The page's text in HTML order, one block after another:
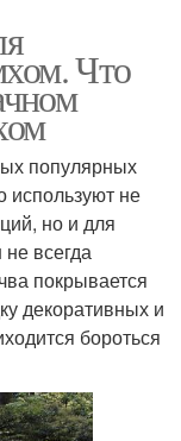
Что
популярных
используют не
но и для
всегда
покрывается
декоративных и
бороться